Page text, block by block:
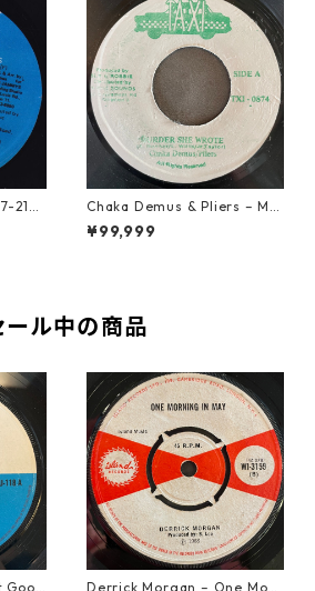
2187
Chaka Demus & Pliers – Mu
rder She Wrote【7-21777】
¥99,999
ール中の商品
Good
Derrick Morgan – One Morn